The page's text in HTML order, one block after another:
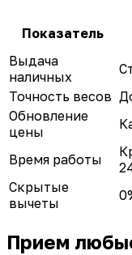
Показатель
Выдача
наличных
Точность весов
Обновление
цены
Время работы
Скрытые
вычеты
Прием